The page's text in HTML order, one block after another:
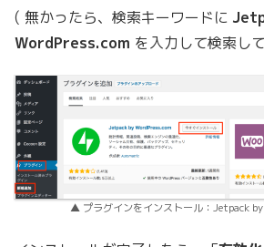
( 無かったら、検索キーワードに
WordPress.com を入力して検索し
▲ プラグインをインストール：Jetpack